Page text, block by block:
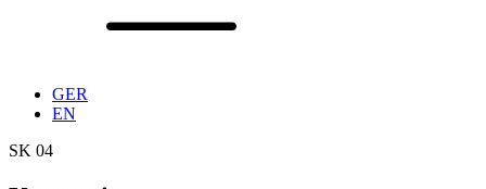
GER
EN
SK 04